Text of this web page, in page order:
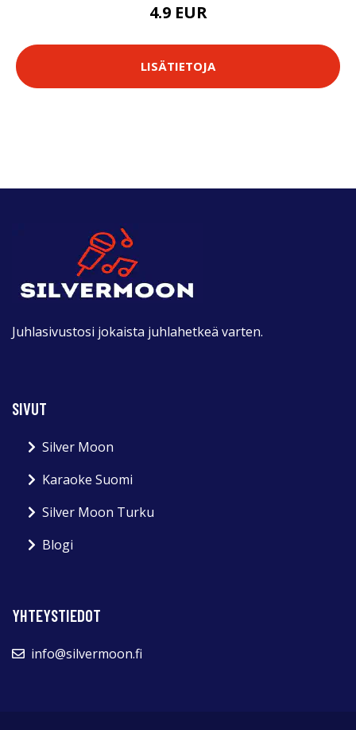
4.9 EUR
LISÄTIETOJA
Juhlasivustosi jokaista juhlahetkeä varten.
SIVUT
Silver Moon
Karaoke Suomi
Silver Moon Turku
Blogi
YHTEYSTIEDOT
info@silvermoon.fi